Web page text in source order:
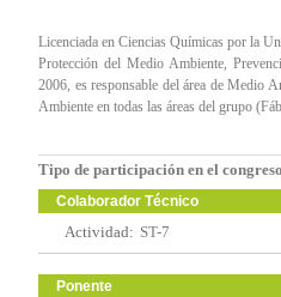
Licenciada en Ciencias Químicas por la
Protección del Medio Ambiente,
2006, es responsable del área de Medio
Ambiente en todas las áreas del grupo
Tipo de participación en el congreso
Colaborador Técnico
Actividad: ST-7
Ponente